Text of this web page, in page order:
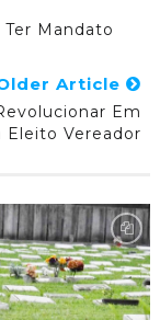
Mandato
Article
Em
Eleito Vereador